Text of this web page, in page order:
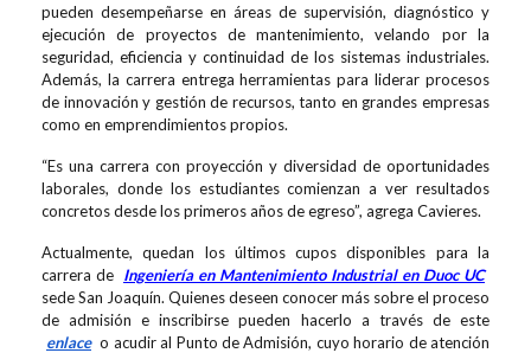
pueden desempeñarse en áreas de supervisión, diagnóstico y
ejecución de proyectos de mantenimiento, velando por la
seguridad, eficiencia y continuidad de los sistemas industriales.
Además, la carrera entrega herramientas para liderar procesos
de innovación y gestión de recursos, tanto en grandes empresas
como en emprendimientos propios.
“Es una carrera con proyección y diversidad de oportunidades
laborales, donde los estudiantes comienzan a ver resultados
concretos desde los primeros años de egreso”, agrega Cavieres.
Actualmente, quedan los últimos cupos disponibles para la
carrera de Ingeniería en Mantenimiento Industrial en Duoc UC
sede San Joaquín. Quienes deseen conocer más sobre el proceso
de admisión e inscribirse pueden hacerlo a través de este
enlace o acudir al Punto de Admisión, cuyo horario de atención